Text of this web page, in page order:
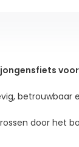
betrouwbaar
door het